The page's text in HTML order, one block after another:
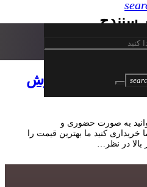
سنندج
در سنندج | فروش
به صورت حضوری و
کنید ما بهترین قیمت را
در نظر…